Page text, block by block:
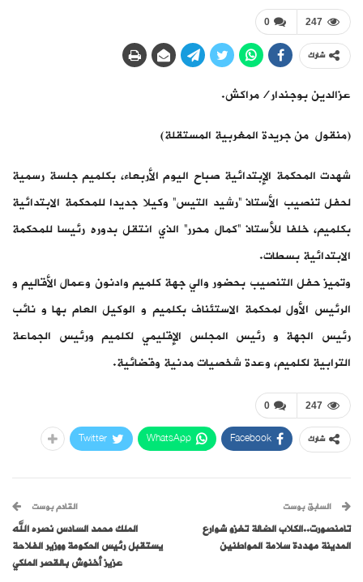
0 247
شارك
عزالدين بوجندار/مراكش.
(منقول من جريدة المغربية المستقلة)
شهدت المحكمة الإبتدائية صباح اليوم الأربعاء، بكلميم جلسة رسمية
لحفل تنصيب الأستاذ “رشيد التيس” وكيلا جديدا للمحكمة الابتدائية
بكلميم، خلفا للأستاذ “كمال محرر” الذي انتقل بدوره رئيسا للمحكمة
الابتدائية بسطات.
وتميز حفل التنصيب بحضور والي جهة كلميم وادنون وعمال الأقاليم و
الرئيس الأول لمحكمة الاستئناف بكلميم و الوكيل العام بها و نائب
رئيس الجهة و رئيس المجلس الإقليمي لكلميم ورئيس الجماعة
الترابية لكلميم، وعدة شخصيات مدنية وقضائية.
0 247
شارك Facebook
WhatsApp
Twitter
السابق بوست
تامنصورت..الكلاب الضالة تغزو شوارع
المدينة مهددة سلامة المواطنين
القادم بوست
الملك محمد السادس نصره الله
يستقبل رئيس الحكومة ووزير الفلاحة
عزيز أخنوش بالقصر الملكي